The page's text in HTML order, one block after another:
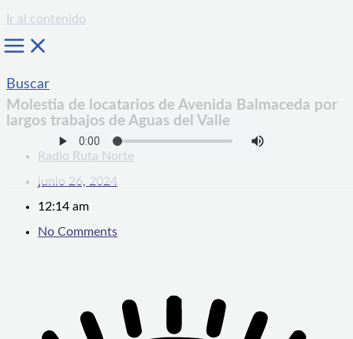
Ir al contenido
Buscar
Molestia de locatarios de Avenida Balmaceda por
largos trabajos de Aguas del Valle
Radio Ruta Norte
junio 26, 2024
12:14 am
No Comments